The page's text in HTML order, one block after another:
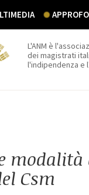
L'ANM è
dei magistrati
l'indipendenza e
modalità
Csm